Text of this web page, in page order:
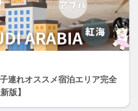
連れオススメ宿泊エリア完全
版】